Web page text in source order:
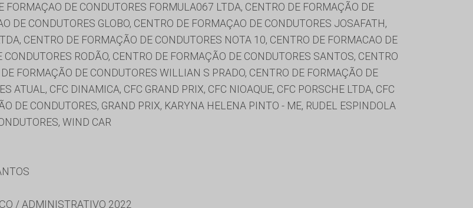
DE CONDUTORES FORMULA067 LTDA, CENTRO DE FORMAÇÃO DE
DE CONDUTORES GLOBO, CENTRO DE FORMAÇAO DE CONDUTORES JOSAFATH,
CENTRO DE FORMAÇÃO DE CONDUTORES NOTA 10, CENTRO DE FORMACAO DE
RODÃO, CENTRO DE FORMAÇÃO DE CONDUTORES SANTOS, CENTRO
FORMAÇÃO DE CONDUTORES WILLIAN S PRADO, CENTRO DE FORMAÇÃO DE
ATUAL, CFC DINAMICA, CFC GRAND PRIX, CFC NIOAQUE, CFC PORSCHE LTDA, CFC
DE CONDUTORES, GRAND PRIX, KARYNA HELENA PINTO - ME, RUDEL ESPINDOLA
WIND CAR
/ ADMINISTRATIVO 2022